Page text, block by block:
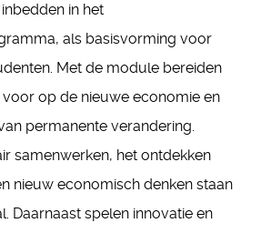
in het
als basisvorming voor
Met de module bereiden
op de nieuwe economie en
permanente verandering.
samenwerken, het ontdekken
nieuw economisch denken staan
Daarnaast spelen innovatie en